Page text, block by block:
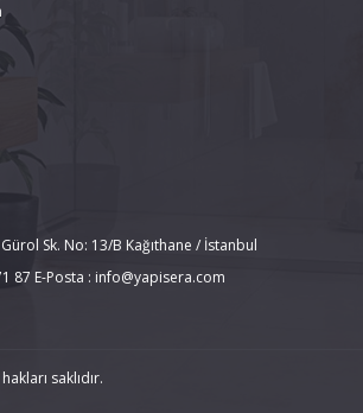
Sk. No: 13/B Kağıthane / İstanbul
87 E-Posta : info@yapisera.com
saklıdır.